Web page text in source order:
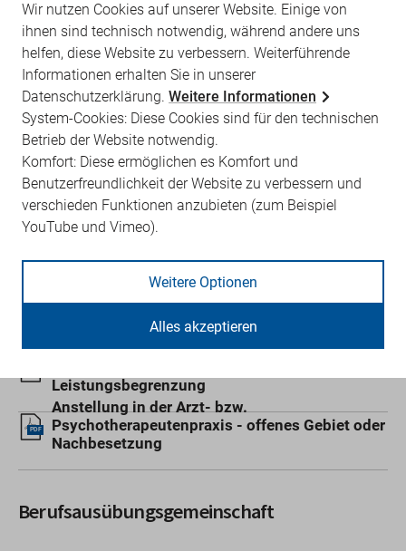
Zulassung Arzt
PDF Zulassung MVZ
PDF Zulassung Psychotherapeut
Anstellung
Anstellung im MVZ und Einrichtung nach § 402
(ehem. 311er) - offenes Gebiet oder
Nachbesetzung
(ehem. 311er) nach § 103 Abs. 4a SGB V
Anstellung in der Arzt- bzw.
Leistungsbegrenzung
PDF
Anstellung in der Arzt- bzw.
Psychotherapeutenpraxis - offenes Gebiet oder
Nachbesetzung
Berufsausübungsgemeinschaft
Wir nutzen Cookies auf unserer Website. Einige von
ihnen sind technisch notwendig, während andere uns
helfen, diese Website zu verbessern. Weiterführende
Informationen erhalten Sie in unserer
Datenschutzerklärung. Weitere Informationen
System-Cookies: Diese Cookies sind für den technischen
Betrieb der Website notwendig.
Komfort: Diese ermöglichen es Komfort und
Benutzerfreundlichkeit der Website zu verbessern und
verschieden Funktionen anzubieten (zum Beispiel
YouTube und Vimeo).
Weitere Optionen
Alles akzeptieren